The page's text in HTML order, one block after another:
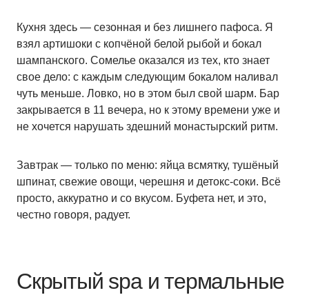
Кухня здесь — сезонная и без лишнего пафоса. Я
взял артишоки с копчёной белой рыбой и бокал
шампанского. Сомелье оказался из тех, кто знает
свое дело: с каждым следующим бокалом наливал
чуть меньше. Ловко, но в этом был свой шарм. Бар
закрывается в 11 вечера, но к этому времени уже и
не хочется нарушать здешний монастырский ритм.
Завтрак — только по меню: яйца всмятку, тушёный
шпинат, свежие овощи, черешня и детокс-соки. Всё
просто, аккуратно и со вкусом. Буфета нет, и это,
честно говоря, радует.
Скрытый spa и термальные